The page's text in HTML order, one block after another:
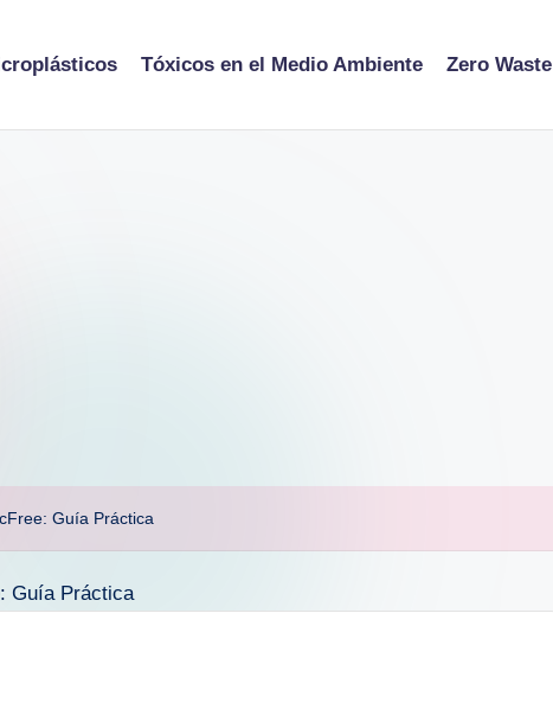
Tóxicos en el Medio Ambiente Zero Waste
Guía Práctica